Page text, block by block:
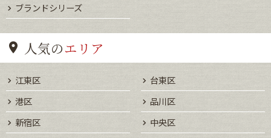
ブランドシリーズ
人気のエリア
江東区
台東区
港区
品川区
新宿区
中央区